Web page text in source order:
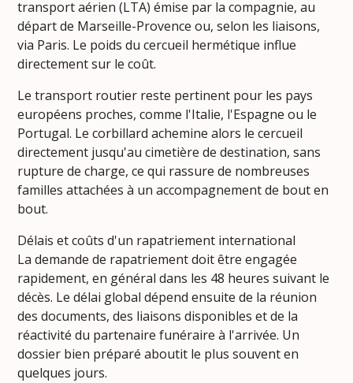
transport aérien (LTA) émise par la compagnie, au
départ de Marseille-Provence ou, selon les liaisons,
via Paris. Le poids du cercueil hermétique influe
directement sur le coût.
Le transport routier reste pertinent pour les pays
européens proches, comme l'Italie, l'Espagne ou le
Portugal. Le corbillard achemine alors le cercueil
directement jusqu'au cimetière de destination, sans
rupture de charge, ce qui rassure de nombreuses
familles attachées à un accompagnement de bout en
bout.
Délais et coûts d'un rapatriement international
La demande de rapatriement doit être engagée
rapidement, en général dans les 48 heures suivant le
décès. Le délai global dépend ensuite de la réunion
des documents, des liaisons disponibles et de la
réactivité du partenaire funéraire à l'arrivée. Un
dossier bien préparé aboutit le plus souvent en
quelques jours.